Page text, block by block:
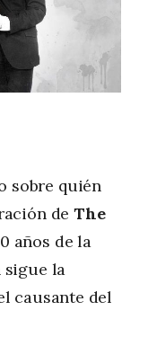
sobre quién
de The
años de la
sigue la
causante del